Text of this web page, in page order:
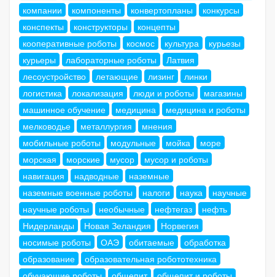
компании
компоненты конвертопланы
конкурсы
конспекты
конструкторы
концепты
кооперативные роботы
космос культура
курьезы
курьеры
лабораторные роботы
Латвия
лесоустройство
летающие лизинг
линки
логистика
локализация люди и роботы
магазины
машинное обучение
медицина
медицина и роботы
мелководье
металлургия
мнения
мобильные роботы
модульные мойка
море
морская
морские мусор
мусор и роботы
навигация
надводные
наземные
наземные военные роботы
налоги наука
научные
научные роботы
необычные нефтегаз
нефть
Нидерланды
Новая Зеландия
Норвегия
носимые роботы
ОАЭ обитаемые
обработка
образование
образовательная робототехника